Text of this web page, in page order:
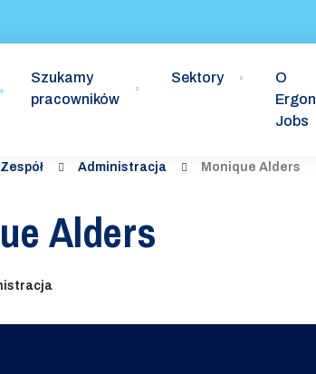
Szukamy
pracowników
Sektory
O
Ergon
Jobs
Zespół Administracja Monique Alders
Alders